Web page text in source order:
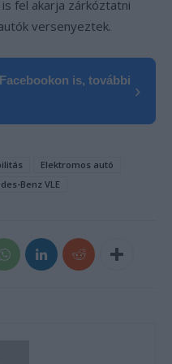
fel akarja zárkóztatni
versenyeztek.
is, további
›
Elektromos autó
Benz VLE